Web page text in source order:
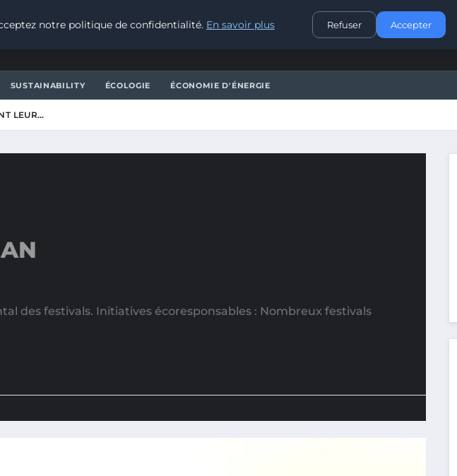
CONTACT
SUSTAINABILITY ÉCOLOGIE ÉCONOMIE D'ÉNERGIE
LEUR…
des festivals. Initiatives écoresponsables : Nombreux festivals
notre politique de confidentialité. En savoir plus Refuser Accepter